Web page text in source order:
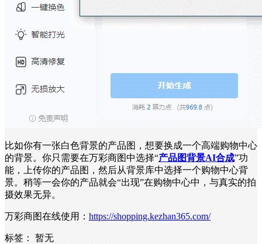
比如你有一张白色背景的产品图，想要换成一个高端购物中心
的背景。你只需要在万彩商图中选择“产品图背景AI合成”功
能，上传你的产品图，然后从背景库中选择一个购物中心背
景。稍等一会你的产品就会“出现”在购物中心中，与真实的拍
摄效果无异。
万彩商图在线使用： https://shopping.kezhan365.com/
标签：
暂无